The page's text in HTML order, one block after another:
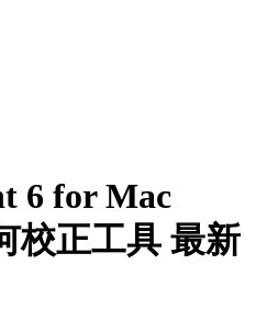
6 for Mac
校正工具 最新